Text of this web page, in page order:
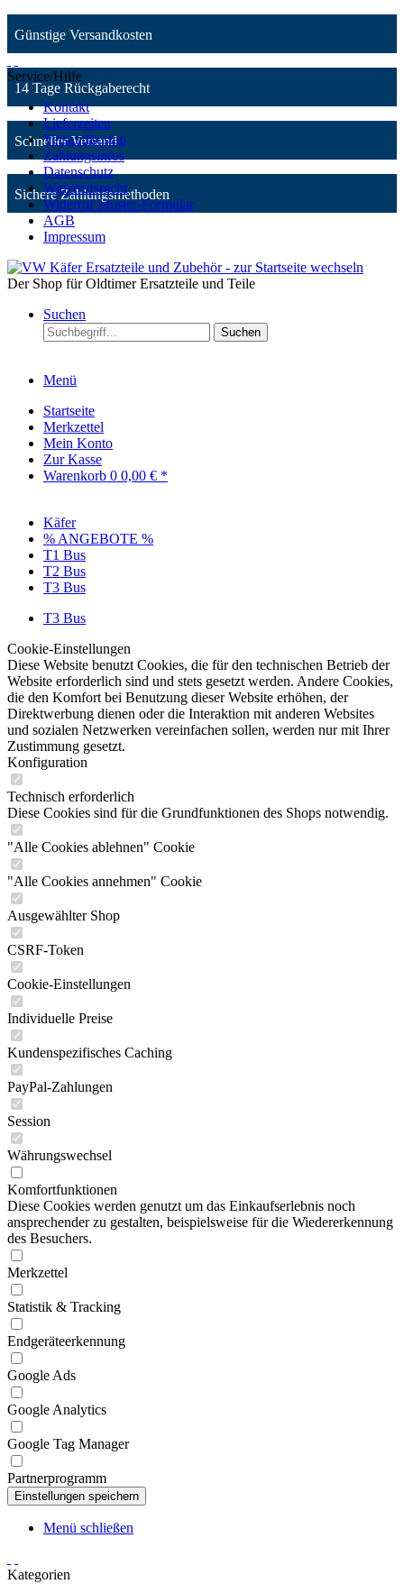
Günstige Versandkosten
14 Tage Rückgaberecht
Schneller Versand
Sichere Zahlungsmethoden
Service/Hilfe
Kontakt
Lieferzeiten
Versandkosten
Zahlungsinfos
Datenschutz
Widerrufsrecht
Widerruf Muster-Formular
AGB
Impressum
Der Shop für Oldtimer Ersatzteile und Teile
Suchen
Suchen
Menü
Startseite
Merkzettel
Mein Konto
Zur Kasse
Warenkorb 0 0,00 € *
Käfer
% ANGEBOTE %
T1 Bus
T2 Bus
T3 Bus
T3 Bus
Cookie-Einstellungen
Diese Website benutzt Cookies, die für den technischen Betrieb der
Website erforderlich sind und stets gesetzt werden. Andere Cookies,
die den Komfort bei Benutzung dieser Website erhöhen, der
Direktwerbung dienen oder die Interaktion mit anderen Websites
und sozialen Netzwerken vereinfachen sollen, werden nur mit Ihrer
Zustimmung gesetzt.
Konfiguration
Technisch erforderlich
Diese Cookies sind für die Grundfunktionen des Shops notwendig.
"Alle Cookies ablehnen" Cookie
"Alle Cookies annehmen" Cookie
Ausgewählter Shop
CSRF-Token
Cookie-Einstellungen
Individuelle Preise
Kundenspezifisches Caching
PayPal-Zahlungen
Session
Währungswechsel
Komfortfunktionen
Diese Cookies werden genutzt um das Einkaufserlebnis noch
ansprechender zu gestalten, beispielsweise für die Wiedererkennung
des Besuchers.
Merkzettel
Statistik & Tracking
Endgeräteerkennung
Google Ads
Google Analytics
Google Tag Manager
Partnerprogramm
Menü schließen
Kategorien